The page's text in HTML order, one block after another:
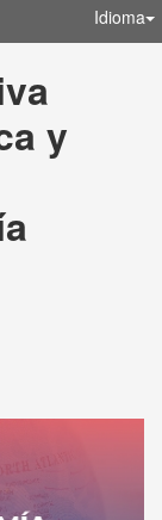
Idioma
y